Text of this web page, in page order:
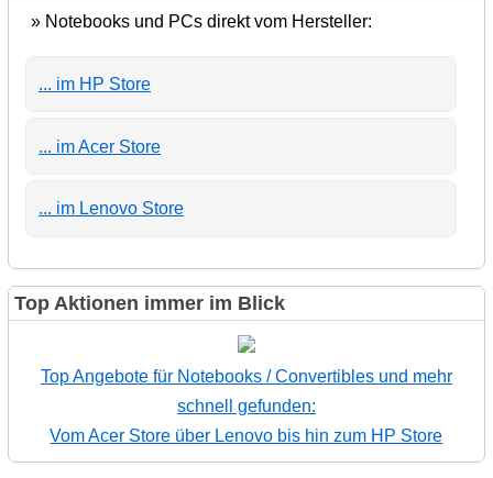
» Notebooks und PCs direkt vom Hersteller:
... im HP Store
... im Acer Store
... im Lenovo Store
Top Aktionen immer im Blick
Top Angebote für Notebooks / Convertibles und mehr
schnell gefunden:
Vom Acer Store über Lenovo bis hin zum HP Store